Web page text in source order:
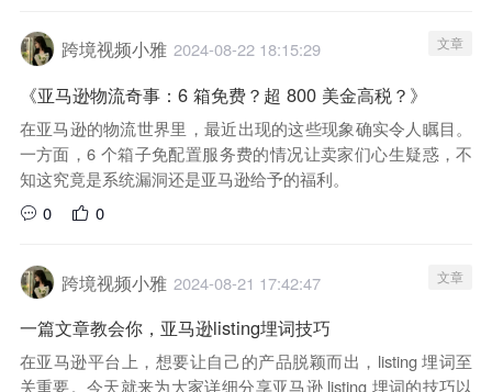
跨境视频小雅 2024-08-22 18:15:29 文章
《亚马逊物流奇事：6 箱免费？超 800 美金高税？》
在亚马逊的物流世界里，最近出现的这些现象确实令人瞩目。
一方面，6 个箱子免配置服务费的情况让卖家们心生疑惑，不
知这究竟是系统漏洞还是亚马逊给予的福利。
0
0
跨境视频小雅 2024-08-21 17:42:47 文章
一篇文章教会你，亚马逊listing埋词技巧
在亚马逊平台上，想要让自己的产品脱颖而出，listing 埋词至
关重要。今天就来为大家详细分享亚马逊 listing 埋词的技巧以